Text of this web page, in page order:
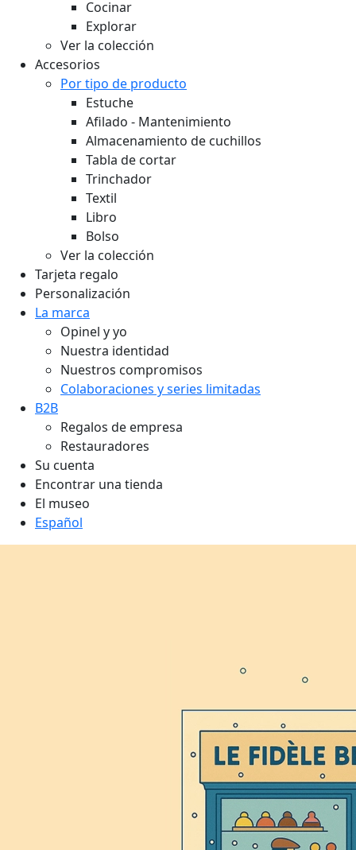
Cocinar
Explorar
Ver la colección
Accesorios
Por tipo de producto
Estuche
Afilado - Mantenimiento
Almacenamiento de cuchillos
Tabla de cortar
Trinchador
Textil
Libro
Bolso
Ver la colección
Tarjeta regalo
Personalización
La marca
Opinel y yo
Nuestra identidad
Nuestros compromisos
Colaboraciones y series limitadas
B2B
Regalos de empresa
Restauradores
Su cuenta
Encontrar una tienda
El museo
Español